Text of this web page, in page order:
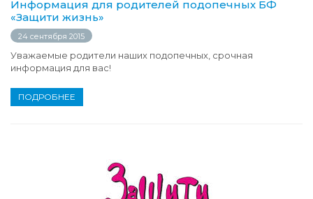
Информация для родителей подопечных БФ
«Защити жизнь»
24 сентября 2015
Уважаемые родители наших подопечных, срочная
информация для вас!
ПОДРОБНЕЕ